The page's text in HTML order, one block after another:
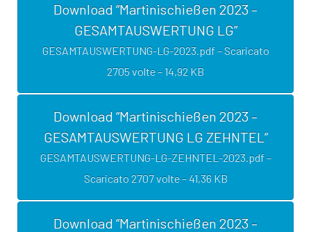
Download “Martinischießen 2023 –
GESAMTAUSWERTUNG LG”
GESAMTAUSWERTUNG-LG-2023.pdf – Scaricato
2705 volte – 14,92 KB
Download “Martinischießen 2023 –
GESAMTAUSWERTUNG LG ZEHNTEL”
GESAMTAUSWERTUNG-LG-ZEHNTEL-2023.pdf –
Scaricato 2707 volte – 41,36 KB
Download “Martinischießen 2023 –